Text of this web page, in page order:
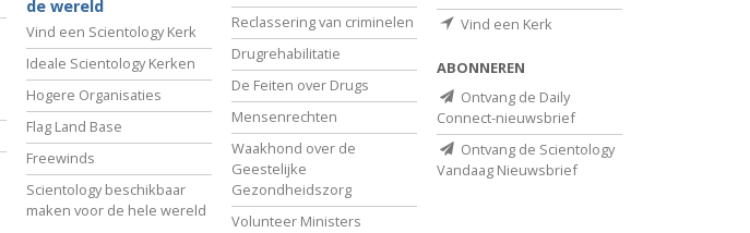
de wereld
Vind een Scientology Kerk
Ideale Scientology Kerken
Hogere Organisaties
Flag Land Base
Freewinds
Scientology beschikbaar
maken voor de hele wereld
Reclassering van criminelen
Drugrehabilitatie
De Feiten over Drugs
Mensenrechten
Waakhond over de
Geestelijke
Gezondheidszorg
Volunteer Ministers
Vind een Kerk
ABONNEREN
Ontvang de Daily
Connect-nieuwsbrief
Ontvang de Scientology
Vandaag Nieuwsbrief